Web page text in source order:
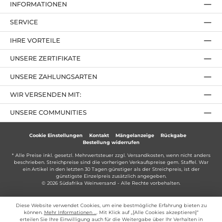
IHRE VORTEILE
UNSERE ZAHLUNGSARTEN
UNSERE ZERTIFIKATE
INFORMATIONEN
SERVICE
UNSERE COMMUNITIES
WIR VERSENDEN MIT:
Cookie Einstellungen Kontakt Mängelanzeige
Rückgabe
Bestellung widerrufen
* Alle Preise inkl. gesetzl. Mehrwertsteuer zzgl. Versandkosten, wenn nicht anders
beschrieben. Streichpreise sind die vorherigen Verkaufspreise gem. Staffel. War
ein Artikel in den letzten 30 Tagen günstiger als der Streichpreis, ist der
günstigste Einzelpreis zusätzlich angegeben.
© 2026 Südafrika Weinversand - Alle Rechte vorbehalten.
Diese Website verwendet Cookies, um eine bestmögliche Erfahrung bieten zu
können. Mehr Informationen ...
. Mit Klick auf „[Alle Cookies akzeptieren]“
erteilen Sie Ihre Einwilligung auch für die Weitergabe über Ihr Verhalten in